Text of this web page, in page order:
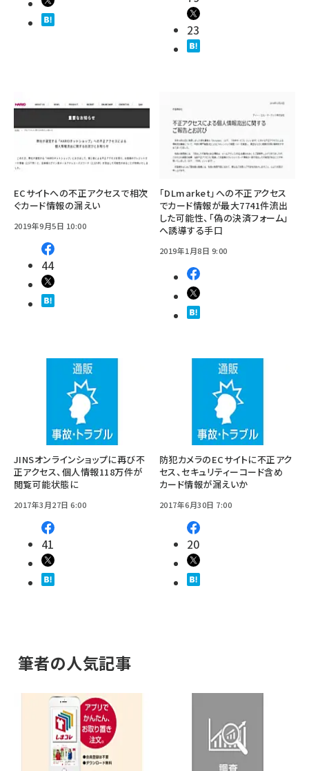
23
ECサイトへの不正アクセスで相次
ぐカード情報の漏えい
2019年9月5日 10:00
44
「DLmarket」への不正アクセス
でカード情報が最大7741件流出
した可能性、「偽の決済フォーム」
へ誘導する手口
2019年1月8日 9:00
JINSオンラインショップに再び不
正アクセス、個人情報118万件が
閲覧可能状態に
2017年3月27日 6:00
41
防犯カメラのECサイトに不正アク
セス、セキュリティーコード含め
カード情報が漏えいか
2017年6月30日 7:00
20
筆者の人気記事